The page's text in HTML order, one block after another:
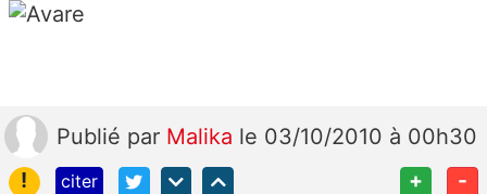
Publié par Malika le 03/10/2010 à 00h30
!
citer + -